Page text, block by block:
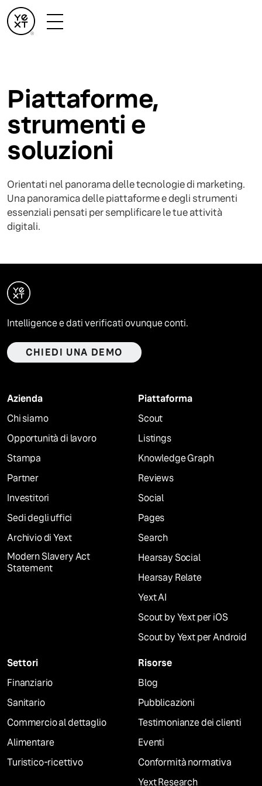
Piattaforme,
strumenti e
soluzioni
Orientati nel panorama delle tecnologie di marketing.
Una panoramica delle piattaforme e degli strumenti
essenziali pensati per semplificare le tue attività
digitali.
Intelligence e dati verificati ovunque conti.
CHIEDI UNA DEMO
Azienda
Chi siamo
Opportunità di lavoro
Stampa
Partner
Investitori
Sedi degli uffici
Archivio di Yext
Modern Slavery Act
Statement
Piattaforma
Scout
Listings
Knowledge Graph
Reviews
Social
Pages
Search
Hearsay Social
Hearsay Relate
Yext AI
Scout by Yext per iOS
Scout by Yext per Android
Settori
Finanziario
Sanitario
Commercio al dettaglio
Alimentare
Turistico-ricettivo
Risorse
Blog
Pubblicazioni
Testimonianze dei clienti
Eventi
Conformità normativa
Yext Research